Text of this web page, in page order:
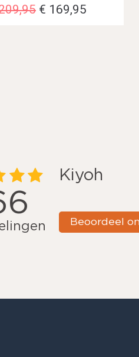
€ 169,95